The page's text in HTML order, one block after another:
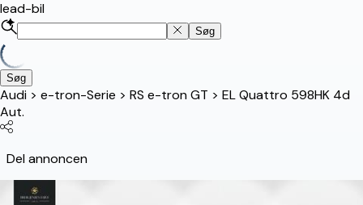
lead-bil
Søg
Søg
Audi > e-tron-Serie > RS e-tron GT > EL Quattro 598HK 4d
Aut.
Del annoncen